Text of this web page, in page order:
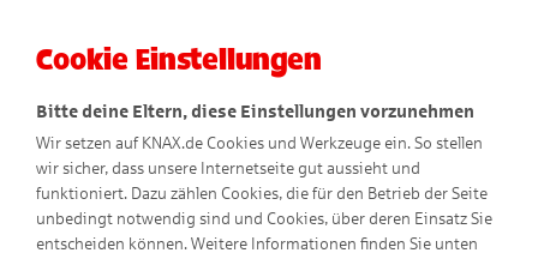
Cookie Einstellungen
Bitte deine Eltern, diese Einstellungen vorzunehmen
Wir setzen auf KNAX.de Cookies und Werkzeuge ein. So stellen
wir sicher, dass unsere Internetseite gut aussieht und
funktioniert. Dazu zählen Cookies, die für den Betrieb der Seite
unbedingt notwendig sind und Cookies, über deren Einsatz Sie
entscheiden können. Weitere Informationen finden Sie unten